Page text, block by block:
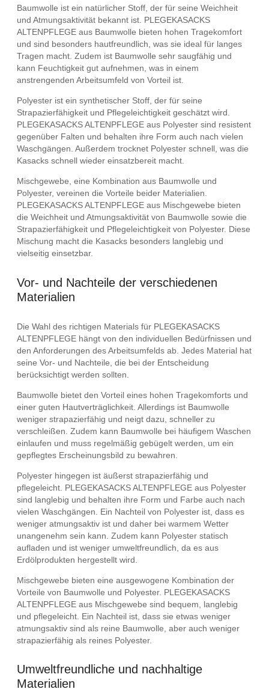
Baumwolle ist ein natürlicher Stoff, der für seine Weichheit
und Atmungsaktivität bekannt ist. PLEGEKASACKS
ALTENPFLEGE aus Baumwolle bieten hohen Tragekomfort
und sind besonders hautfreundlich, was sie ideal für langes
Tragen macht. Zudem ist Baumwolle sehr saugfähig und
kann Feuchtigkeit gut aufnehmen, was in einem
anstrengenden Arbeitsumfeld von Vorteil ist.
Polyester ist ein synthetischer Stoff, der für seine
Strapazierfähigkeit und Pflegeleichtigkeit geschätzt wird.
PLEGEKASACKS ALTENPFLEGE aus Polyester sind resistent
gegenüber Falten und behalten ihre Form auch nach vielen
Waschgängen. Außerdem trocknet Polyester schnell, was die
Kasacks schnell wieder einsatzbereit macht.
Mischgewebe, eine Kombination aus Baumwolle und
Polyester, vereinen die Vorteile beider Materialien.
PLEGEKASACKS ALTENPFLEGE aus Mischgewebe bieten
die Weichheit und Atmungsaktivität von Baumwolle sowie die
Strapazierfähigkeit und Pflegeleichtigkeit von Polyester. Diese
Mischung macht die Kasacks besonders langlebig und
vielseitig einsetzbar.
Vor- und Nachteile der verschiedenen
Materialien
Die Wahl des richtigen Materials für PLEGEKASACKS
ALTENPFLEGE hängt von den individuellen Bedürfnissen und
den Anforderungen des Arbeitsumfelds ab. Jedes Material hat
seine Vor- und Nachteile, die bei der Entscheidung
berücksichtigt werden sollten.
Baumwolle bietet den Vorteil eines hohen Tragekomforts und
einer guten Hautverträglichkeit. Allerdings ist Baumwolle
weniger strapazierfähig und neigt dazu, schneller zu
verschleißen. Zudem kann Baumwolle bei häufigem Waschen
einlaufen und muss regelmäßig gebügelt werden, um ein
gepflegtes Erscheinungsbild zu bewahren.
Polyester hingegen ist äußerst strapazierfähig und
pflegeleicht. PLEGEKASACKS ALTENPFLEGE aus Polyester
sind langlebig und behalten ihre Form und Farbe auch nach
vielen Waschgängen. Ein Nachteil von Polyester ist, dass es
weniger atmungsaktiv ist und daher bei warmem Wetter
unangenehm sein kann. Zudem kann Polyester statisch
aufladen und ist weniger umweltfreundlich, da es aus
Erdölprodukten hergestellt wird.
Mischgewebe bieten eine ausgewogene Kombination der
Vorteile von Baumwolle und Polyester. PLEGEKASACKS
ALTENPFLEGE aus Mischgewebe sind bequem, langlebig
und pflegeleicht. Ein Nachteil ist, dass sie etwas weniger
atmungsaktiv sind als reine Baumwolle, aber auch weniger
strapazierfähig als reines Polyester.
Umweltfreundliche und nachhaltige
Materialien